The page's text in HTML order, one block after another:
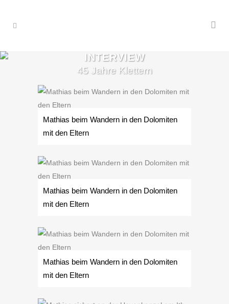
INTERVIEW
45 Jahre Klettern
Mathias beim Wandern in den Dolomiten
mit den Eltern
Mathias beim Wandern in den Dolomiten
mit den Eltern
Mathias beim Wandern in den Dolomiten
mit den Eltern